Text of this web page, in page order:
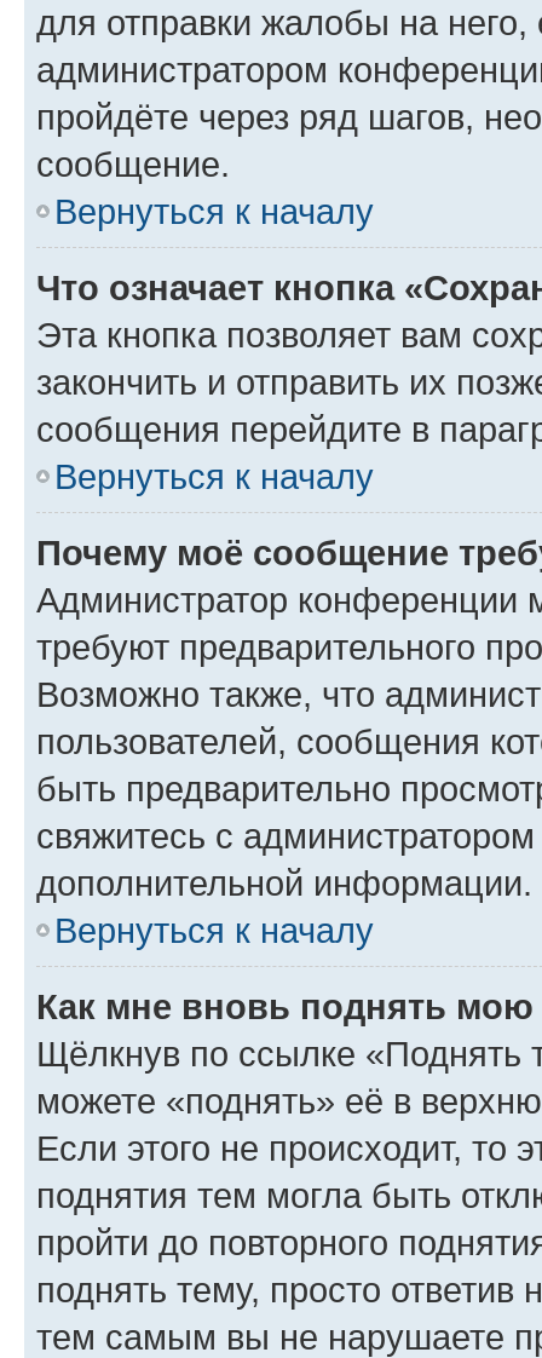
для отправки жалобы на
администратором
пройдёте через ряд шагов,
сообщение.
Вернуться к началу
Что означает кнопка
Эта кнопка позволяет вам
закончить и отправить их
сообщения перейдите в
Вернуться к началу
Почему моё сообщение
Администратор конференции
требуют предварительного
Возможно также, что
пользователей, сообщения
быть предварительно
свяжитесь с
дополнительной информации.
Вернуться к началу
Как мне вновь поднять мою
Щёлкнув по ссылке «Поднять
можете «поднять» её в
Если этого не происходит, то
поднятия тем могла быть
пройти до повторного
поднять тему, просто ответив
тем самым вы не нарушаете